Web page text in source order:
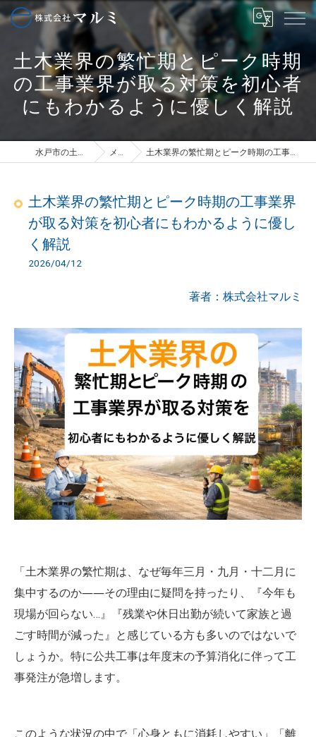
土木業界の繁忙期とピーク時期
の工事業界が取る対策を初心者
にもわかるように優しく解説
水戸市の土木は株式会社マルミ メディア 土木業界の繁忙期とピーク時期の工事業界が取る対策を初心者にもわかるように優しく解説
土木業界の繁忙期とピーク時期の工事業界
が取る対策を初心者にもわかるように優し
く解説
2026/04/12
著者：株式会社マルミ
「土木業界の繁忙期は、なぜ毎年三月・九月・十二月に
集中するのか――その理由に疑問を持ったり、『今年も
現場が回らない…』『残業や休日出勤が続いて家族と過
ごす時間が減った』と感じている方も多いのではないで
しょうか。特に公共工事は年度末の予算消化に伴って工
事発注が急増します。
このような状況の中で「心身ともに消耗しやすい」「離